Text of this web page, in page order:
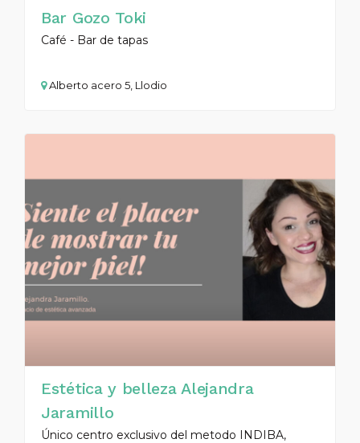
Bar Gozo Toki
Café - Bar de tapas
Alberto acero 5, Llodio
Estética y belleza Alejandra
Jaramillo
Único centro exclusivo del metodo INDIBA,